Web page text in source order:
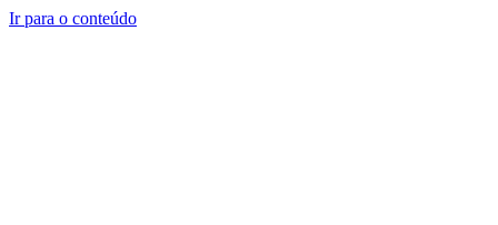
Ir para o conteúdo